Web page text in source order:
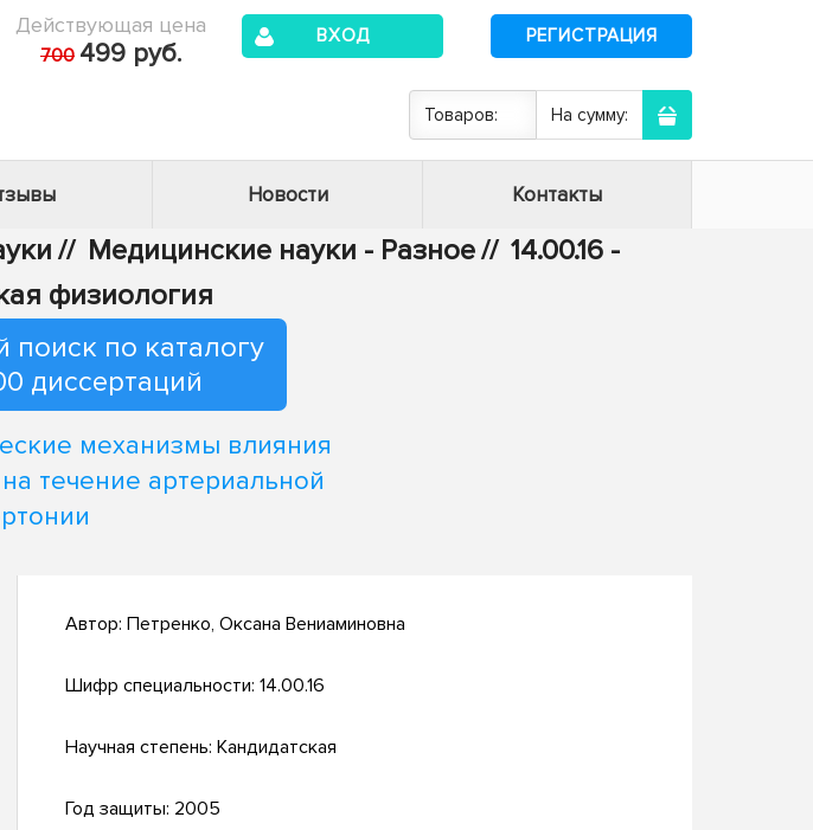
Действующая цена
700 499 руб.
ВХОД РЕГИСТРАЦИЯ
Товаров: На сумму:
Новости Контакты
// Медицинские науки - Разное// 14.00.16 -
физиология
по каталогу
диссертаций
механизмы влияния
течение артериальной
Автор: Петренко, Оксана Вениаминовна
Шифр специальности: 14.00.16
Научная степень: Кандидатская
Год защиты: 2005